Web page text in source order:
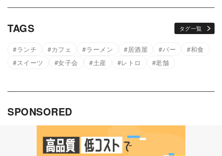
TAGS タグ一覧
ランチ カフェ ラーメン 居酒屋 バー
和食
スイーツ
女子会 土産 レトロ 老舗
SPONSORED